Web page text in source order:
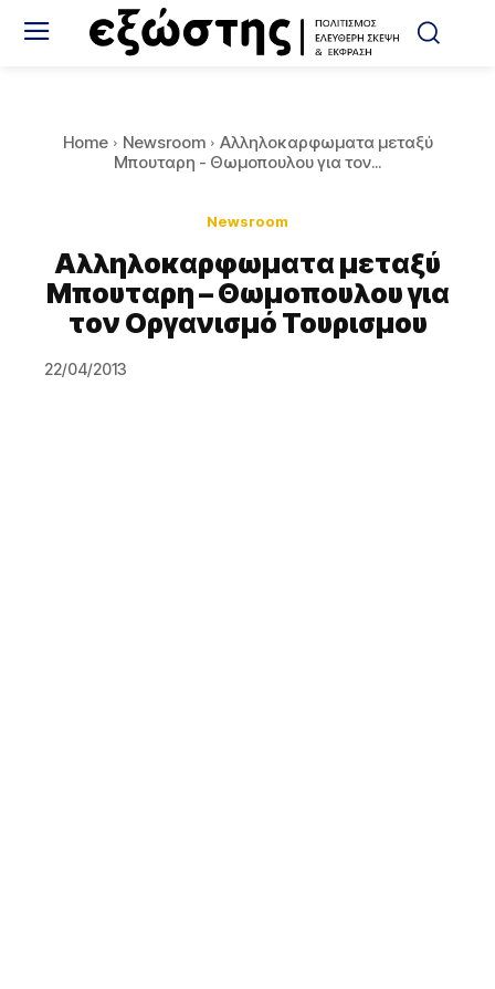
Home Newsroom
Αλληλοκαρφωματα μεταξύ
Μπουταρη - Θωμοπουλου για τον...
Newsroom
Αλληλοκαρφωματα μεταξύ
Μπουταρη – Θωμοπουλου για
τον Οργανισμό Τουρισμου
22/04/2013